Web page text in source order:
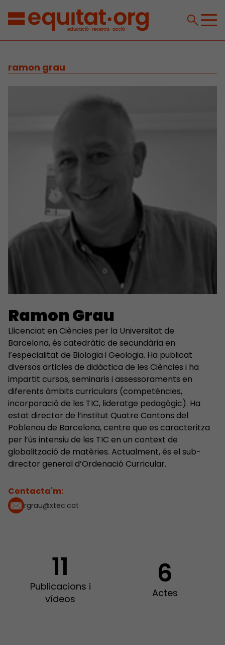
ramon grau
Ramon Grau
Llicenciat en Ciències per la Universitat de
Barcelona, és catedràtic de secundària en
l’especialitat de Biologia i Geologia. Ha publicat
diversos articles de didàctica de les Ciències i ha
impartit cursos, seminaris i assessoraments en
diferents àmbits curriculars (competències,
incorporació de les TIC, lideratge pedagògic). Ha
estat director de l’institut Quatre Cantons del
Poblenou de Barcelona, centre que es caracteritza
per l’ús intensiu de les TIC en un context de
globalització de matèries. Actualment, és el sub-
director general d’Ordenació Curricular.
Contacta'm:
rgrau@xtec.cat
11
Publicacions i
vídeos
6
Actes